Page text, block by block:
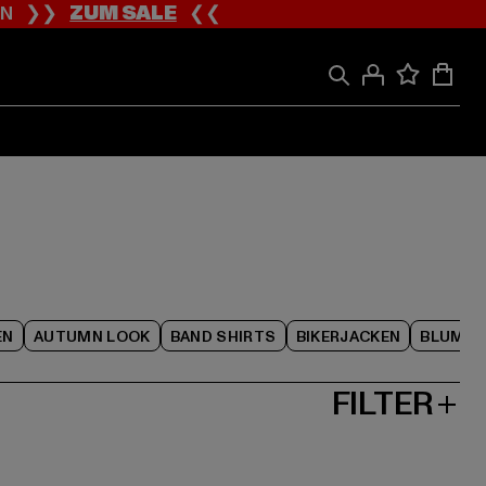
❯❯ZUM SALE❮❮
AUTUMN LOOK BAND SHIRTS BIKERJACKEN
FILTER